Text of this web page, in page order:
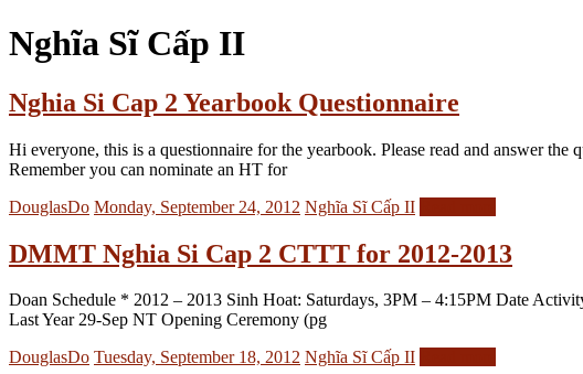
Nghĩa Sĩ Cấp II
Nghia Si Cap 2 Yearbook Questionnaire
Hi everyone, this is a questionnaire for the yearbook. Please read and answer
Remember you can nominate an HT for
DouglasDo Monday, September 24, 2012 Nghĩa Sĩ Cấp II
DMMT Nghia Si Cap 2 CTTT for 2012-2013
Doan Schedule * 2012 – 2013 Sinh Hoat: Saturdays, 3PM – 4:15PM Date
Last Year 29-Sep NT Opening Ceremony (pg
DouglasDo Tuesday, September 18, 2012 Nghĩa Sĩ Cấp II